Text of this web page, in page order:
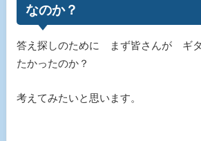
なのか？
答え探しのために まず皆さんが ギ
たかったのか？
考えてみたいと思います。